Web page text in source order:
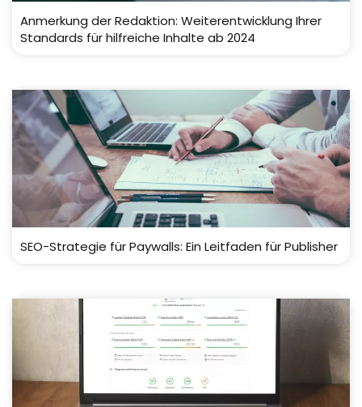
Anmerkung der Redaktion: Weiterentwicklung Ihrer
Standards für hilfreiche Inhalte ab 2024
SEO-Strategie für Paywalls: Ein Leitfaden für Publisher